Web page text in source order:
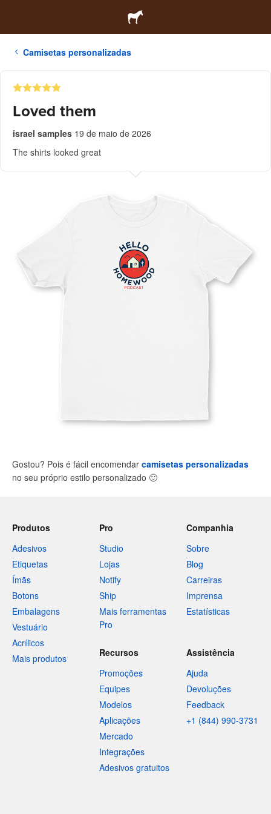
Camisetas personalizadas
Loved them
israel samples 19 de maio de 2026
The shirts looked great
Gostou? Pois é fácil encomendar camisetas personalizadas
no seu próprio estilo personalizado 🙂
Produtos
Adesivos
Etiquetas
Ímãs
Botons
Embalagens
Vestuário
Acrílicos
Mais produtos
Pro
Studio
Lojas
Notify
Ship
Mais ferramentas
Pro
Companhia
Sobre
Blog
Carreiras
Imprensa
Estatísticas
Recursos
Promoções
Equipes
Modelos
Aplicações
Mercado
Integrações
Adesivos gratuitos
Assistência
Ajuda
Devoluções
Feedback
+1 (844) 990-3731